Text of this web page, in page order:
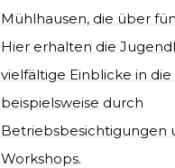
Mühlhausen, die über
Hier erhalten die
vielfältige Einblicke in
beispielsweise durch
Betriebsbesichtigungen
Workshops.